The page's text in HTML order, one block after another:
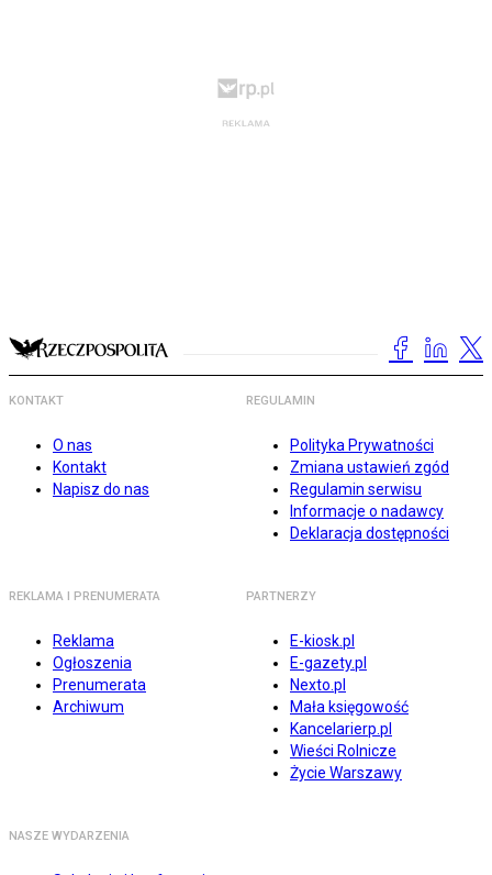
KONTAKT
O nas
Kontakt
Napisz do nas
REGULAMIN
Polityka Prywatności
Zmiana ustawień zgód
Regulamin serwisu
Informacje o nadawcy
Deklaracja dostępności
REKLAMA I PRENUMERATA
Reklama
Ogłoszenia
Prenumerata
Archiwum
PARTNERZY
E-kiosk.pl
E-gazety.pl
Nexto.pl
Mała księgowość
Kancelarierp.pl
Wieści Rolnicze
Życie Warszawy
NASZE WYDARZENIA